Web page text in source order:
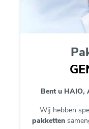
Bent u HAIO,
Wij hebben
pakketten